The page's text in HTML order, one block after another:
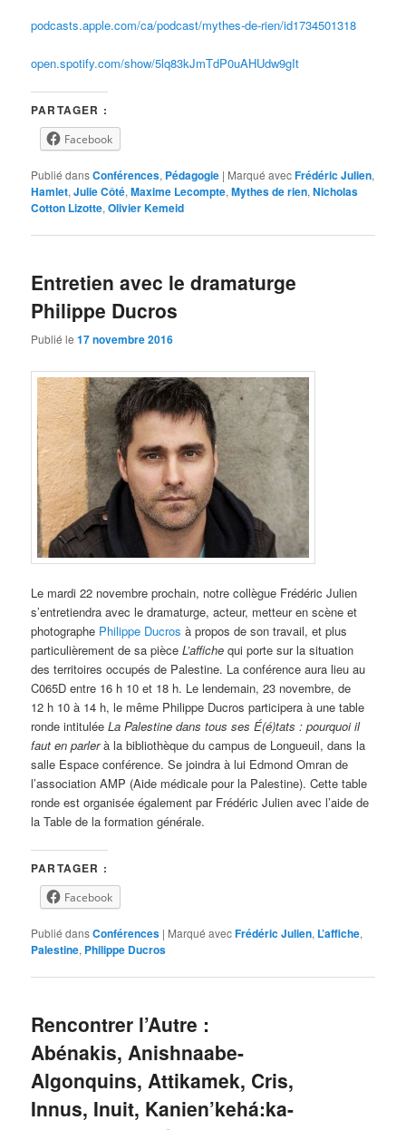
podcasts.apple.com/ca/podcast/mythes-de-rien/id1734501318
open.spotify.com/show/5lq83kJmTdP0uAHUdw9gIt
PARTAGER :
Facebook
Publié dansConférences, Pédagogie | Marqué avecFrédéric Julien,
Hamlet,Julie Côté,Maxime Lecompte,Mythes de rien,Nicholas
Cotton Lizotte,Olivier Kemeid
Entretien avec le dramaturge
Philippe Ducros
Publié le17 novembre 2016
Le mardi 22 novembre prochain, notre collègue Frédéric Julien
s’entretiendra avec le dramaturge, acteur, metteur en scène et
photographe Philippe Ducros à propos de son travail, et plus
particulièrement de sa pièceL’affiche qui porte sur la situation
des territoires occupés de Palestine. La conférence aura lieu au
C065D entre 16 h 10 et 18 h. Le lendemain, 23 novembre, de
12 h 10 à 14 h, le même Philippe Ducros participera à une table
ronde intituléeLa Palestine dans tous ses É(é)tats : pourquoi il
faut en parlerà la bibliothèque du campus de Longueuil, dans la
salle Espace conférence. Se joindra à lui Edmond Omran de
l’association AMP (Aide médicale pour la Palestine). Cette table
ronde est organisée également par Frédéric Julien avec l’aide de
la Table de la formation générale.
PARTAGER :
Facebook
Publié dansConférences | Marqué avecFrédéric Julien, L’affiche,
Palestine, Philippe Ducros
Rencontrer l’Autre :
Abénakis, Anishnaabe-
Algonquins, Attikamek, Cris,
Innus, Inuit, Kanien’kehá:ka-